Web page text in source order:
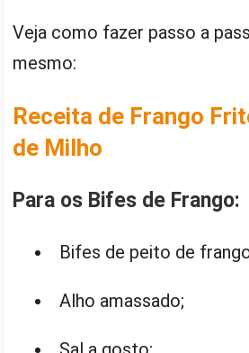
Veja como fazer passo a
mesmo:
Receita de Frango
de Milho
Para os Bifes de Frango:
Bifes de peito de
Alho amassado;